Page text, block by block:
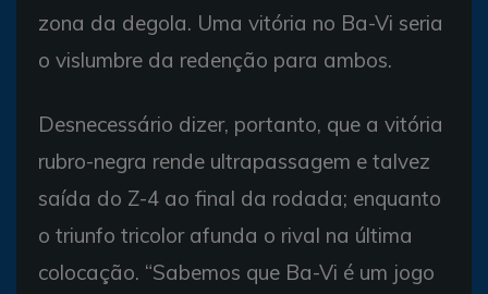
zona da degola. Uma vitória no Ba-Vi seria
o vislumbre da redenção para ambos.
Desnecessário dizer, portanto, que a vitória
rubro-negra rende ultrapassagem e talvez
saída do Z-4 ao final da rodada; enquanto
o triunfo tricolor afunda o rival na última
colocação. “Sabemos que Ba-Vi é um jogo